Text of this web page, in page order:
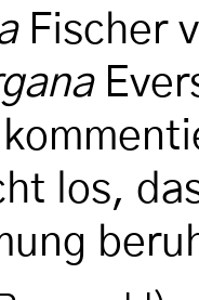
Fischer
los,